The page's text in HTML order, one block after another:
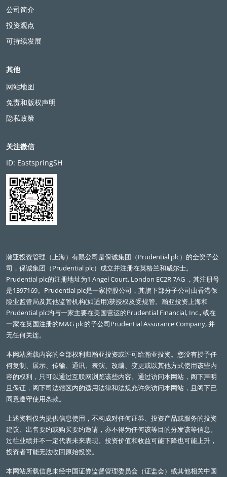
公司简介
投资观点
可持续发展
其他
网站地图
免责和版权声明
隐私政策
关注微信
ID: EastspringSH
瀚亚投资管理（上海）有限公司是保诚集团（Prudential plc）的全资子公
司，保诚集团（Prudential plc）成立并注册在英格兰和威尔士。
Prudential plc的注册地址为1 Angel Court, London EC2R 7AG ，其注册号
是1397169。Prudential plc是一家控股公司，其旗下部分子公司由香港保
险业监管局及其他监管机构(如适用)获授权及受规管。瀚亚投资上海和
Prudential plc均与一家主要在美国营运的Prudential Financial, Inc., 或在
一家在英国注册的M&G plc的子公司Prudential Assurance Company, 并
无任何关连。
本网站所载内容的全部权利归瀚亚投资或许可给瀚亚投资。您没有授予任
何复制、展示、传输、通讯、表演、改编、变更或以其他方式使用该些内
容的权利，只可以通过互联网浏览该些内容。通过访问本网站，阁下声明
且保证，阁下司法辖区内的适用法律和法规允许您访问本网站，且阁下已
同意遵守使用条款。
上述资料仅为提供信息使用，不构成对任何证券、投资产品或服务的投资
建议、出售要约或购买要约邀请，亦不得为任何该等目的分发该等信息。
过往业绩并不一定代表未来表现。投资价值和收益可能下降也可能上升，
投资者可能无法收回原始投资。
本网站所载信息未经中国证券监督管理委员会（证监会）或其他相关中国